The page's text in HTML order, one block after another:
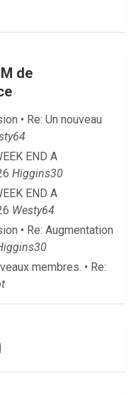
de
• Re: Un nouveau
END A
Higgins30
END A
Westy64
• Re: Augmentation
membres. • Re: